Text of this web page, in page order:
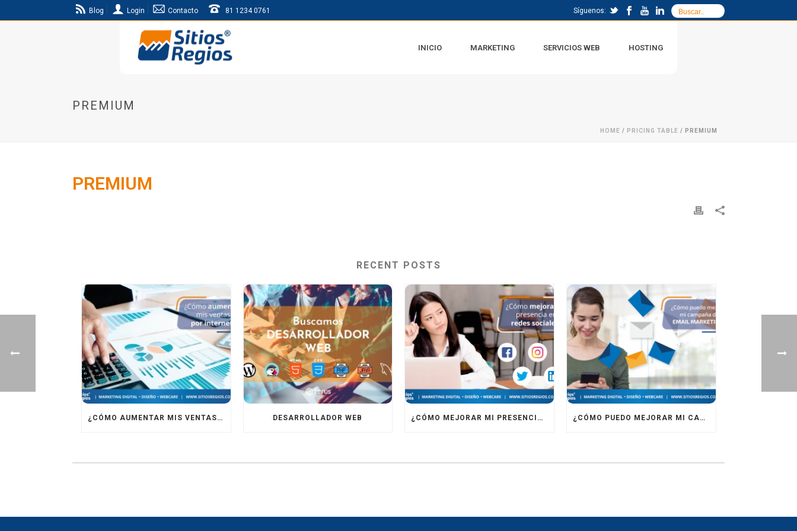
Blog Login Contacto 81 1234 0761 Síguenos:
INICIO MARKETING SERVICIOS WEB HOSTING
PREMIUM
HOME / PRICING TABLE / PREMIUM
PREMIUM
RECENT POSTS
¿CÓMO AUMENTAR MIS VENTAS EN INTERNET? DESARROLLADOR WEB ¿CÓMO MEJORAR MI PRESENCIA EN REDES SOCIALES? ¿CÓMO PUEDO MEJORAR MI CAMPAÑA DE EMAIL MARKETING?